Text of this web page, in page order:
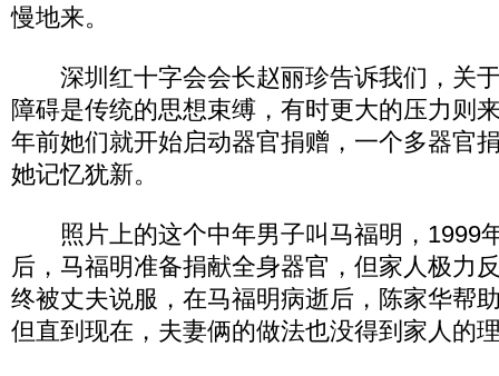
慢地来。
深圳红十字会会长赵丽珍告诉我们，关
障碍是传统的思想束缚，有时更大的压力则
年前她们就开始启动器官捐赠，一个多器官
她记忆犹新。
照片上的这个中年男子叫马福明，1999
后，马福明准备捐献全身器官，但家人极力
终被丈夫说服，在马福明病逝后，陈家华帮
但直到现在，夫妻俩的做法也没得到家人的